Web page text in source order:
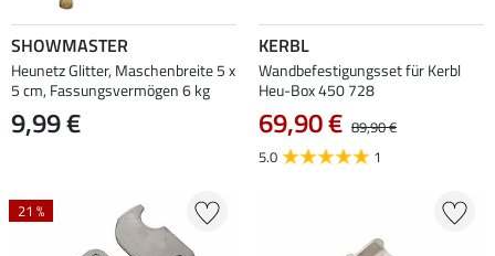
SHOWMASTER
Heunetz Glitter, Maschenbreite 5 x
5 cm, Fassungsvermögen 6 kg
9,99 €
KERBL
Wandbefestigungsset für Kerbl
Heu-Box 450 728
69,90 € 89,90 €
5.0
1
21 %